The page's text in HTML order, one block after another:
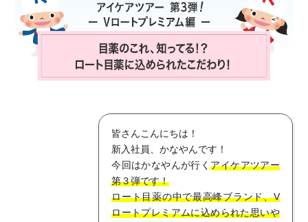
商品を探す
サプリメント・食品
お得にお買い物
(美容情報・健康情報・読み物)
個人情報の取り扱い
皆さんこんにちは！
新入社員、かなやんです！
今回はかなやんが行くアイケアツアー
第３弾です！
ロート目薬の中で最高峰ブランド、V
ロートプレミアムに込められた思いや